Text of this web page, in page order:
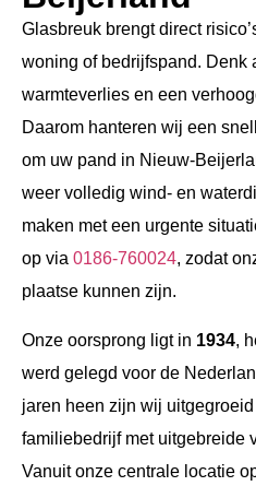
Glasbreuk brengt direct
woning of bedrijfspand. Denk
warmteverlies en een
Daarom hanteren wij een
om uw pand in Nieuw-
weer volledig wind- en
maken met een urgente
op via 0186-760024, zodat
plaatse kunnen zijn.
Onze oorsprong ligt in 1934,
werd gelegd voor de
jaren heen zijn wij
familiebedrijf met uitgebreide
Vanuit onze centrale locatie